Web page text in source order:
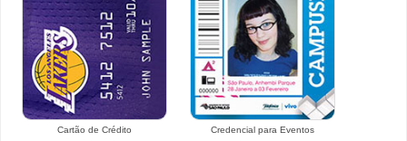
Cartão de Crédito
Credencial para Eventos